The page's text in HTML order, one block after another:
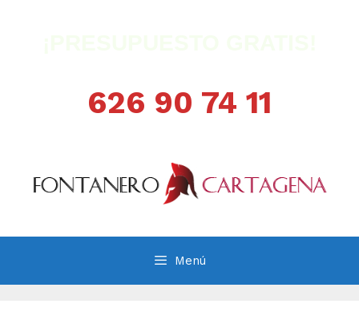
626 90 74 11
Menú